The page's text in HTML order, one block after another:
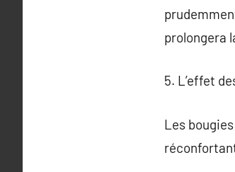
prolongera
5. L’effet
Les